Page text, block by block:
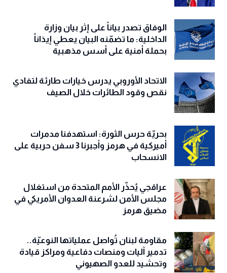
الوفاق تصدر بياناً على إثر بيان وزارة
الداخلية: ما تضمّنه البيان يعطي إيذاناً
بحملة أمنية على أسس مذهبية
الاتحاد الأوروبي يدرس خيارات طارئة لتفادي
نقص وقود الطائرات خلال الصيف
بحريّة حرس الثورة: استهدفنا مدمرات
أميركية في هرمز وأجبرنا 3 سفن حربية على
الانسحاب
عراقجي يُحذّر الأمم المتحدة من استغلال
مجلس الأمن لشرعنة العدوان الأمريكي في
مضيق هرمز
مقاومة لبنان تُواصل عملياتها النوعيّة..
تدمير آليات ومنصات دفاعية ومراكز قيادة
وتحشيد للعدو الصهيوني